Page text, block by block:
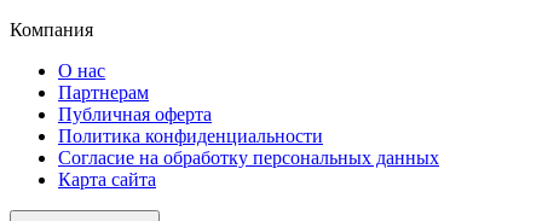
Компания
О нас
Партнерам
Публичная оферта
Политика конфиденциальности
Согласие на обработку персональных данных
Карта сайта